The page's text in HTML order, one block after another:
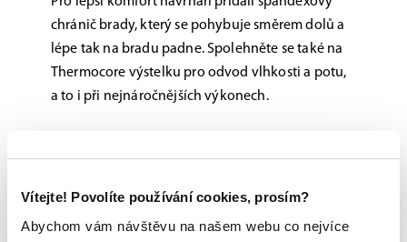
Vítejte! Povolíte používání cookies, prosím?
Abychom vám návštěvu na našem webu co nejvíce
chránič brady, který se pohybuje směrem dolů a
lépe tak na bradu padne. Spolehněte se také na
Thermocore výstelku pro odvod vlhkosti a potu,
a to i při nejnáročnějších výkonech.
Možnost vyzkoušení a výběru na míru na
od výrobce